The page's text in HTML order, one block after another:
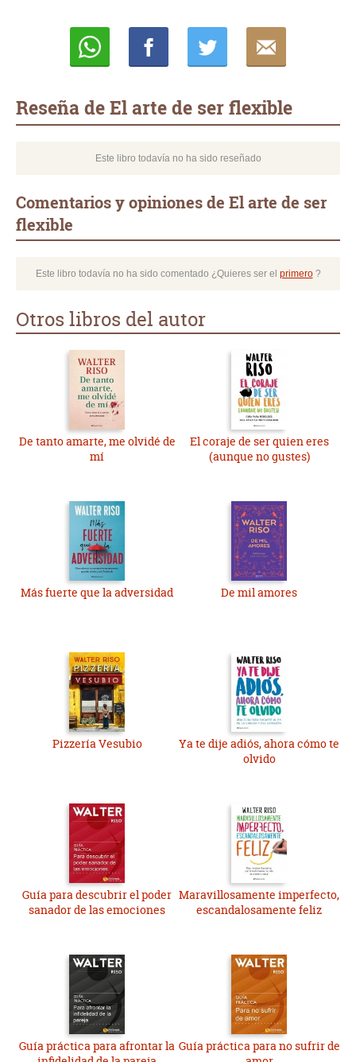
Reseña de El arte de ser flexible
Este libro todavía no ha sido reseñado
Comentarios y opiniones de El arte de ser
flexible
Este libro todavía no ha sido comentado ¿Quieres ser el primero?
Otros libros del autor
De tanto amarte, me olvidé de
mí
El coraje de ser quien eres
(aunque no gustes)
Más fuerte que la adversidad De mil amores
Pizzería Vesubio
Ya te dije adiós, ahora cómo te
olvido
Guía para descubrir el poder
sanador de las emociones
Maravillosamente imperfecto,
escandalosamente feliz
Guía práctica para afrontar la Guía práctica para no sufrir de